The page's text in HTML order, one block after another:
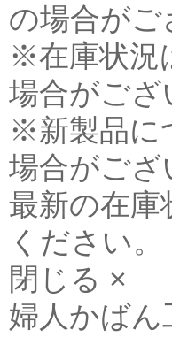
の場合がご
※在庫状況
場合がござ
※新製品に
場合がござ
最新の在庫
ください。
閉じる ×
婦人かばん